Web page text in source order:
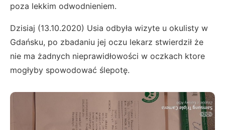
poza lekkim odwodnieniem.
Dzisiaj (13.10.2020) Usia odbyła wizyte u okulisty w
Gdańsku, po zbadaniu jej oczu lekarz stwierdził że
nie ma żadnych nieprawidłowości w oczkach ktore
mogłyby spowodować ślepotę.